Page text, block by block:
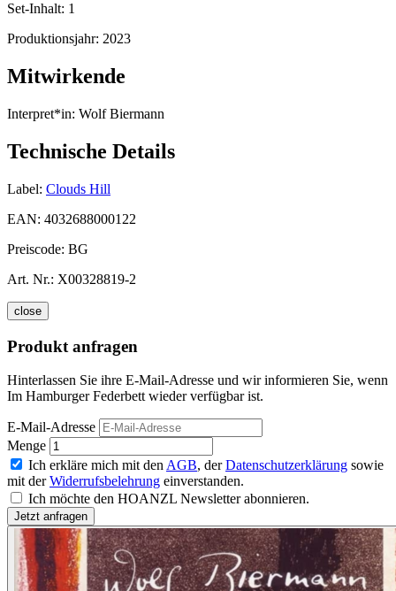
Set-Inhalt: 1
Produktionsjahr: 2023
Mitwirkende
Interpret*in: Wolf Biermann
Technische Details
Label: Clouds Hill
EAN: 4032688000122
Preiscode: BG
Art. Nr.: X00328819-2
close
Produkt anfragen
Hinterlassen Sie ihre E-Mail-Adresse und wir informieren Sie, wenn
Im Hamburger Federbett wieder verfügbar ist.
E-Mail-Adresse
Menge
Ich erkläre mich mit den AGB, derDatenschutzerklärung sowie
mit derWiderrufsbelehrung einverstanden.
Ich möchte den HOANZL Newsletter abonnieren.